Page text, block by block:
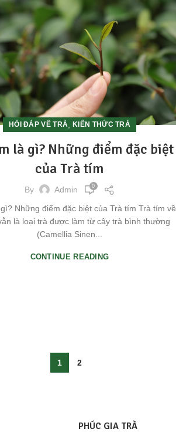
HỎI ĐÁP VỀ TRÀ ,KIẾN THỨC TRÀ
là gì? Những điểm đặc biệt
của Trà tím
By Admin 0
Những điểm đặc biệt của Trà tím Trà tím về
là loại trà được làm từ cây trà bình thường
(Camellia Sinen...
CONTINUE READING
1 2
PHÚC GIA TRÀ